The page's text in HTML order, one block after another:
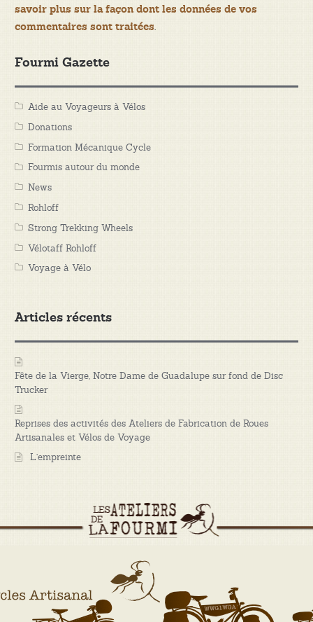
savoir plus sur la façon dont les données de vos
commentaires sont traitées.
Fourmi Gazette
Aide au Voyageurs à Vélos
Donations
Formation Mécanique Cycle
Fourmis autour du monde
News
Rohloff
Strong Trekking Wheels
Vélotaff Rohloff
Voyage à Vélo
Articles récents
Fête de la Vierge, Notre Dame de Guadalupe sur fond de Disc
Trucker
Reprises des activités des Ateliers de Fabrication de Roues
Artisanales et Vélos de Voyage
L’empreinte